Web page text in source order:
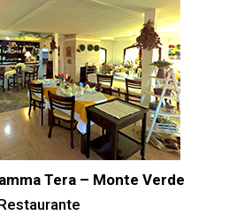
Tera – Monte Verde